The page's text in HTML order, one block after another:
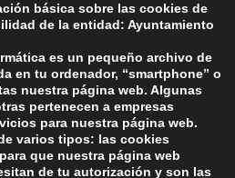
conectadopara publicar un
básica sobre las cookies de
de la entidad: Ayuntamiento
es un pequeño archivo de
en tu ordenador, “smartphone” o
nuestra página web. Algunas
pertenecen a empresas
para nuestra página web.
varios tipos: las cookies
que nuestra página web
de tu autorización y son las